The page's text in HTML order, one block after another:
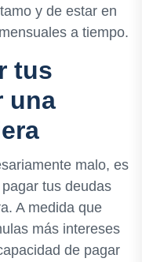
y de estar en
a tiempo.
tus
una
malo, es
tus deudas
A medida que
más intereses
de pagar